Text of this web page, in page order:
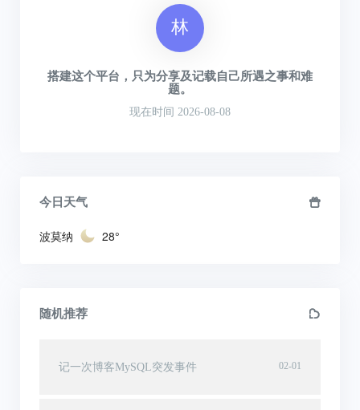
林
搭建这个平台，只为分享及记载自己所遇之事和难
题。
现在时间 2026-08-08
今日天气
波莫纳 28°
随机推荐
02-01
记一次博客MySQL突发事件